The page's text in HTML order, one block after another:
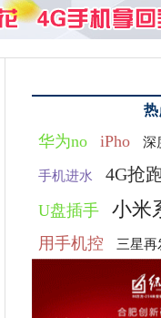
热
华为no iPho 深
手机进水 4G抢
U盘插手 小米
用手机控
三星再